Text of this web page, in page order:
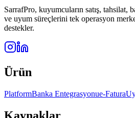
SarrafPro, kuyumcuların satış, tahsilat,
ve uyum süreçlerini tek operasyon
destekler.
Ürün
PlatformBanka Entegrasyonue-Fatura
Kaynaklar